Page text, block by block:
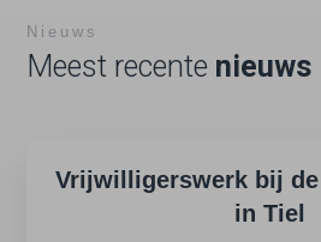
Nieuws
Meest recente nieuws
Vrijwilligerswerk bij
in Tiel